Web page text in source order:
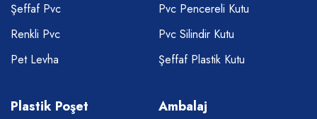
Şeffaf Pvc
Renkli Pvc
Pet Levha
Pvc Pencereli Kutu
Pvc Silindir Kutu
Şeffaf Plastik Kutu
Plastik Poşet Ambalaj